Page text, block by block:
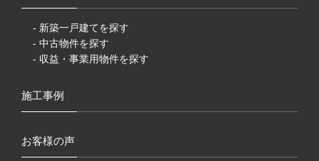
- 新築一戸建てを探す
- 中古物件を探す
- 収益・事業用物件を探す
施工事例
お客様の声